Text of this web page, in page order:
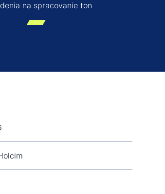
na spracovanie ton